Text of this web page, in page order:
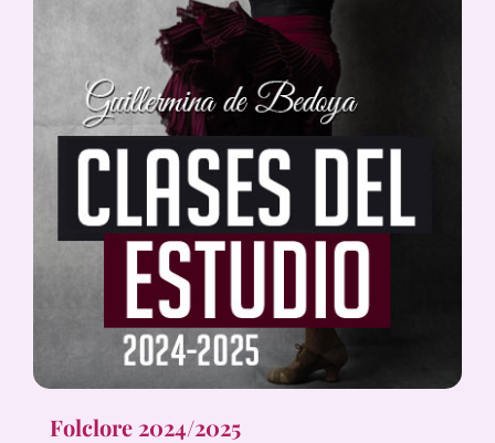
Folclore 2024/2025